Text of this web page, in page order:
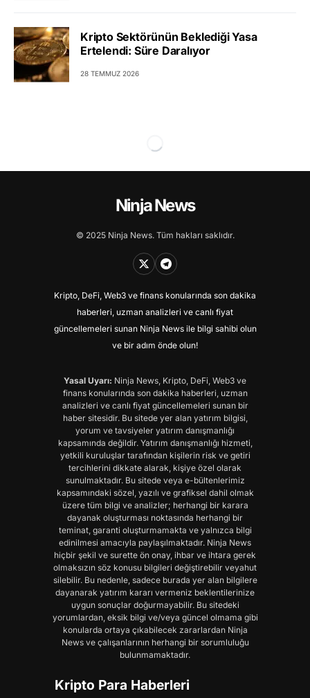
Kripto Sektörünün Beklediği Yasa
Ertelendi: Süre Daralıyor
28 TEMMUZ 2026
Ninja News
© 2025 Ninja News. Tüm hakları saklıdır.
Kripto, DeFi, Web3 ve finans konularında son dakika
haberleri, uzman analizleri ve canlı fiyat
güncellemeleri sunan Ninja News ile bilgi sahibi olun
ve bir adım önde olun!
Yasal Uyarı: Ninja News, Kripto, DeFi, Web3 ve
finans konularında son dakika haberleri, uzman
analizleri ve canlı fiyat güncellemeleri sunan bir
haber sitesidir. Bu sitede yer alan yatırım bilgisi,
yorum ve tavsiyeler yatırım danışmanlığı
kapsamında değildir. Yatırım danışmanlığı hizmeti,
yetkili kuruluşlar tarafından kişilerin risk ve getiri
tercihlerini dikkate alarak, kişiye özel olarak
sunulmaktadır. Bu sitede veya e-bültenlerimiz
kapsamındaki sözel, yazılı ve grafiksel dahil olmak
üzere tüm bilgi ve analizler; herhangi bir karara
dayanak oluşturması noktasında herhangi bir
teminat, garanti oluşturmamakta ve yalnızca bilgi
edinilmesi amacıyla paylaşılmaktadır. Ninja News
hiçbir şekil ve surette ön onay, ihbar ve ihtara gerek
olmaksızın söz konusu bilgileri değiştirebilir veyahut
silebilir. Bu nedenle, sadece burada yer alan bilgilere
dayanarak yatırım kararı vermeniz beklentilerinize
uygun sonuçlar doğurmayabilir. Bu sitedeki
yorumlardan, eksik bilgi ve/veya güncel olmama gibi
konularda ortaya çıkabilecek zararlardan Ninja
News ve çalışanlarının herhangi bir sorumluluğu
bulunmamaktadır.
Kripto Para Haberleri